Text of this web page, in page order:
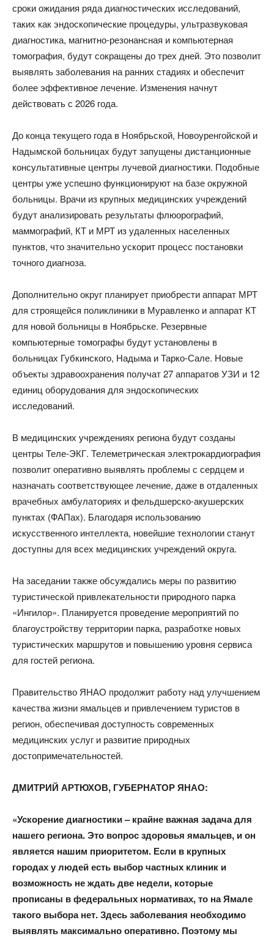
сроки ожидания ряда диагностических исследований,
таких как эндоскопические процедуры, ультразвуковая
диагностика, магнитно-резонансная и компьютерная
томография, будут сокращены до трех дней. Это позволит
выявлять заболевания на ранних стадиях и обеспечит
более эффективное лечение. Изменения начнут
действовать с 2026 года.
До конца текущего года в Ноябрьской, Новоуренгойской и
Надымской больницах будут запущены дистанционные
консультативные центры лучевой диагностики. Подобные
центры уже успешно функционируют на базе окружной
больницы. Врачи из крупных медицинских учреждений
будут анализировать результаты флюорографий,
маммографий, КТ и МРТ из удаленных населенных
пунктов, что значительно ускорит процесс постановки
точного диагноза.
Дополнительно округ планирует приобрести аппарат МРТ
для строящейся поликлиники в Муравленко и аппарат КТ
для новой больницы в Ноябрьске. Резервные
компьютерные томографы будут установлены в
больницах Губкинского, Надыма и Тарко-Сале. Новые
объекты здравоохранения получат 27 аппаратов УЗИ и 12
единиц оборудования для эндоскопических
исследований.
В медицинских учреждениях региона будут созданы
центры Теле-ЭКГ. Телеметрическая электрокардиография
позволит оперативно выявлять проблемы с сердцем и
назначать соответствующее лечение, даже в отдаленных
врачебных амбулаториях и фельдшерско-акушерских
пунктах (ФАПах). Благодаря использованию
искусственного интеллекта, новейшие технологии станут
доступны для всех медицинских учреждений округа.
На заседании также обсуждались меры по развитию
туристической привлекательности природного парка
«Ингилор». Планируется проведение мероприятий по
благоустройству территории парка, разработке новых
туристических маршрутов и повышению уровня сервиса
для гостей региона.
Правительство ЯНАО продолжит работу над улучшением
качества жизни ямальцев и привлечением туристов в
регион, обеспечивая доступность современных
медицинских услуг и развитие природных
достопримечательностей.
ДМИТРИЙ АРТЮХОВ, ГУБЕРНАТОР ЯНАО:​
«Ускорение диагностики – крайне важная задача для
нашего региона. Это вопрос здоровья ямальцев, и он
является нашим приоритетом. Если в крупных
городах у людей есть выбор частных клиник и
возможность не ждать две недели, которые
прописаны в федеральных нормативах, то на Ямале
такого выбора нет. Здесь заболевания необходимо
выявлять максимально оперативно. Поэтому мы